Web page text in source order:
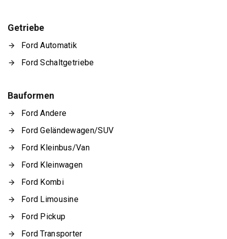
Getriebe
Ford Automatik
Ford Schaltgetriebe
Bauformen
Ford Andere
Ford Geländewagen/SUV
Ford Kleinbus/Van
Ford Kleinwagen
Ford Kombi
Ford Limousine
Ford Pickup
Ford Transporter